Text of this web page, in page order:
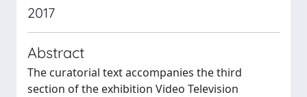
2017
Abstract
The curatorial text accompanies the third
section of the exhibition Video Television